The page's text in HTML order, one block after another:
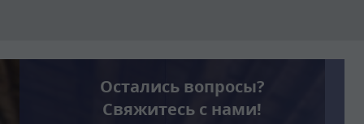
Остались вопросы?
Свяжитесь с нами!